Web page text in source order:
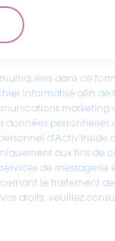
dans ce
informatisé afin
marketing
données
d'Activ'Inside
aux fins de
de messagerie
le traitement
droits, veuillez